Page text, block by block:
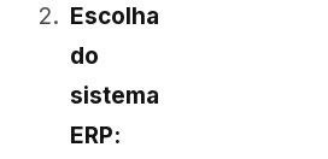
Escolha
do
sistema
ERP: